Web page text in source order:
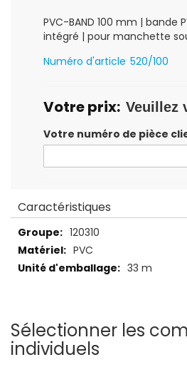
PVC-BAND 100 mm | bande
intégré | pour manchette
Numéro d'article 520/100
Votre prix: Veuillez
Votre numéro de pièce
Caractéristiques
Caractéristiques
120310
PVC
33 m
Sélectionner les
individuels